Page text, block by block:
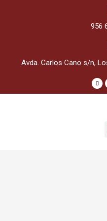
956
Avda. Carlos Cano s/n,